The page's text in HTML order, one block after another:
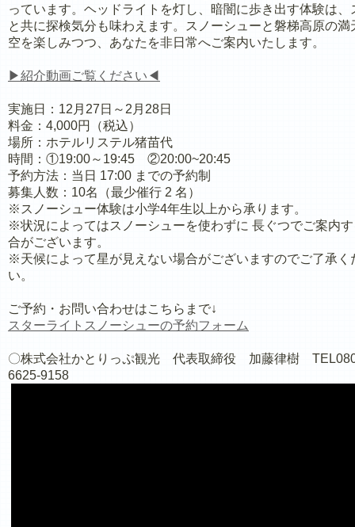
っています。ヘッドライトを灯し、暗闇に歩き出す体験は、
と共に探検気分も味わえます。スノーシューと磐梯高原の満
空を楽しみつつ、あなたを非日常へご案内いたします。
▶紹介動画ご覧ください◀
実施日：12月27日～2月28日
料金：4,000円（税込）
場所：ホテルリステル猪苗代
時間：①19:00～19:45 ②20:00~20:45
予約方法：当日 17:00 までの予約制
募集人数：10名（最少催行 2 名）
※スノーシュー体験は小学4年生以上から承ります。
※状況によってはスノーシューを使わずに 長ぐつでご案内
合がございます。
※天候によって星が見えない場合がございますのでご了承く
い。
ご予約・お問い合わせはこちらまで↓
スターライトスノーシューの予約フォーム
〇株式会社かとりっぷ観光 代表取締役 加藤律樹
6625-9158